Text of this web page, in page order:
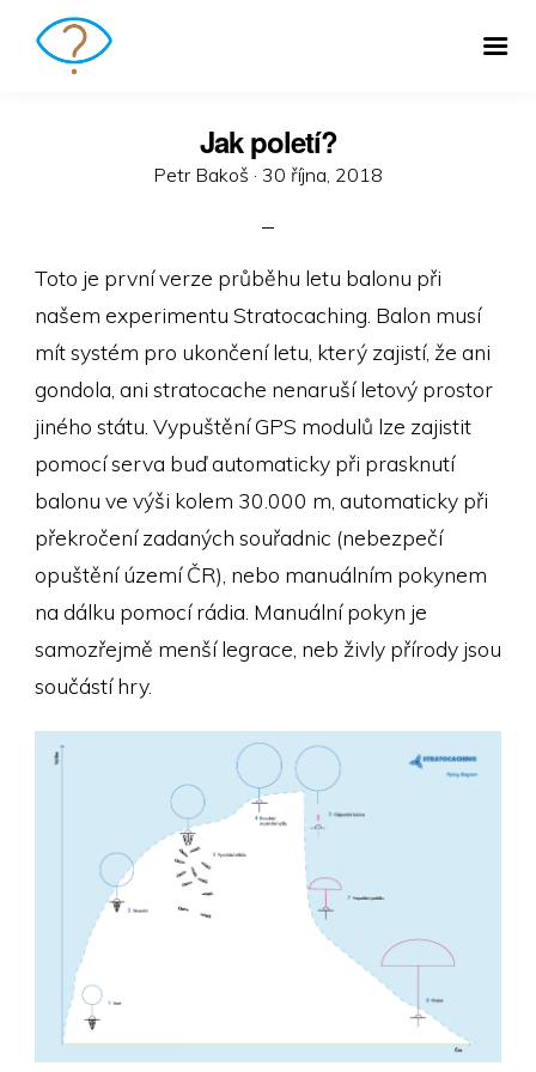
Jak poletí?
Petr Bakoš · Posted
30 října, 2018
Toto je první verze průběhu letu balonu při
našem experimentu Stratocaching. Balon musí
mít systém pro ukončení letu, který zajistí, že ani
gondola, ani stratocache nenaruší letový prostor
jiného státu. Vypuštění GPS modulů lze zajistit
pomocí serva buď automaticky při prasknutí
balonu ve výši kolem 30.000 m, automaticky při
překročení zadaných souřadnic (nebezpečí
opuštění území ČR), nebo manuálním pokynem
na dálku pomocí rádia. Manuální pokyn je
samozřejmě menší legrace, neb živly přírody jsou
součástí hry.